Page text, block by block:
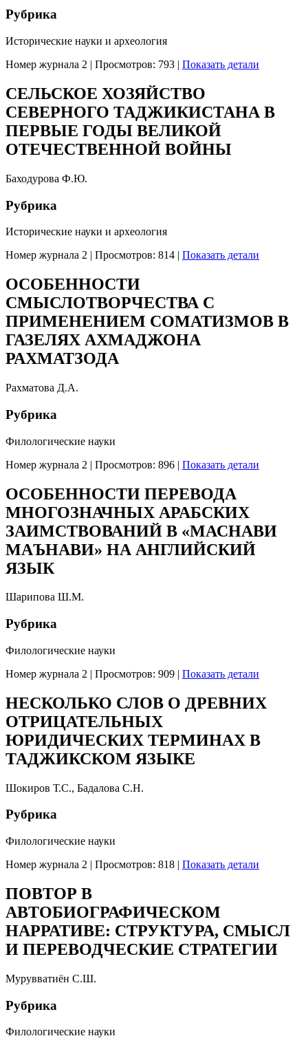
Рубрика
Исторические науки и археология
Номер журнала 2 | Просмотров: 793 | Показать детали
СЕЛЬСКОЕ ХОЗЯЙСТВО
СЕВЕРНОГО ТАДЖИКИСТАНА В
ПЕРВЫЕ ГОДЫ ВЕЛИКОЙ
ОТЕЧЕСТВЕННОЙ ВОЙНЫ
Баходурова Ф.Ю.
Рубрика
Исторические науки и археология
Номер журнала 2 | Просмотров: 814 | Показать детали
ОСОБЕННОСТИ
СМЫСЛОТВОРЧЕСТВА С
ПРИМЕНЕНИЕМ СОМАТИЗМОВ В
ГАЗЕЛЯХ АХМАДЖОНА
РАХМАТЗОДА
Рахматова Д.А.
Рубрика
Филологические науки
Номер журнала 2 | Просмотров: 896 | Показать детали
ОСОБЕННОСТИ ПЕРЕВОДА
МНОГОЗНАЧНЫХ АРАБСКИХ
ЗАИМСТВОВАНИЙ В «МАСНАВИ
МАЪНАВИ» НА АНГЛИЙСКИЙ
ЯЗЫК
Шарипова Ш.М.
Рубрика
Филологические науки
Номер журнала 2 | Просмотров: 909 | Показать детали
НЕСКОЛЬКО СЛОВ О ДРЕВНИХ
ОТРИЦАТЕЛЬНЫХ
ЮРИДИЧЕСКИХ ТЕРМИНАХ В
ТАДЖИКСКОМ ЯЗЫКЕ
Шокиров Т.С., Бадалова С.Н.
Рубрика
Филологические науки
Номер журнала 2 | Просмотров: 818 | Показать детали
ПОВТОР В
АВТОБИОГРАФИЧЕСКОМ
НАРРАТИВЕ: СТРУКТУРА, СМЫСЛ
И ПЕРЕВОДЧЕСКИЕ СТРАТЕГИИ
Мурувватиён С.Ш.
Рубрика
Филологические науки